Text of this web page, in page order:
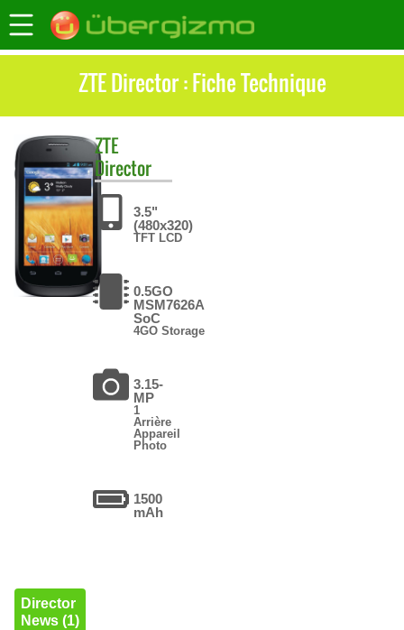
ZTE Director : Fiche Technique
ZTE
Director
3.5"
(480x320)
TFT LCD
0.5GO
MSM7626A
SoC
4GO Storage
3.15-
MP
1
Arrière
Appareil
Photo
1500
mAh
Director
News (1)